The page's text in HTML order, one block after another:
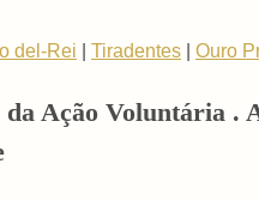
del-Rei Tiradentes Ouro
Ação Voluntária .